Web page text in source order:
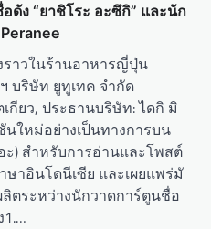
ดัง “ยาชิโระ อะซึกิ” และนัก
ราวในร้านอาหารญี่ปุ่น
ฯ บริษัท ยูทูเทค จำกัด
กียว, ประธานบริษัท: ไดกิ มิ
นใหม่อย่างเป็นทางการบน
ะ) สำหรับการอ่านและโพสต์
าอินโดนีเซีย และเผยแพร่มั
ตระหว่างนักวาดการ์ตูนชื่อ